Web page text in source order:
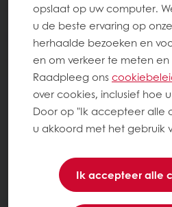
opslaat op uw computer.
u de beste ervaring op
herhaalde bezoeken en
en om verkeer te meten
Raadpleeg ons
over cookies, inclusief hoe
Door op "Ik accepteer alle
u akkoord met het gebruik
Ik accepteer alle